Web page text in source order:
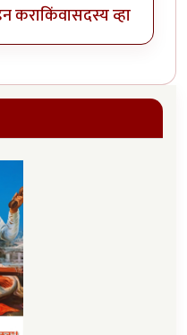
कराकिंवासदस्य व्हा